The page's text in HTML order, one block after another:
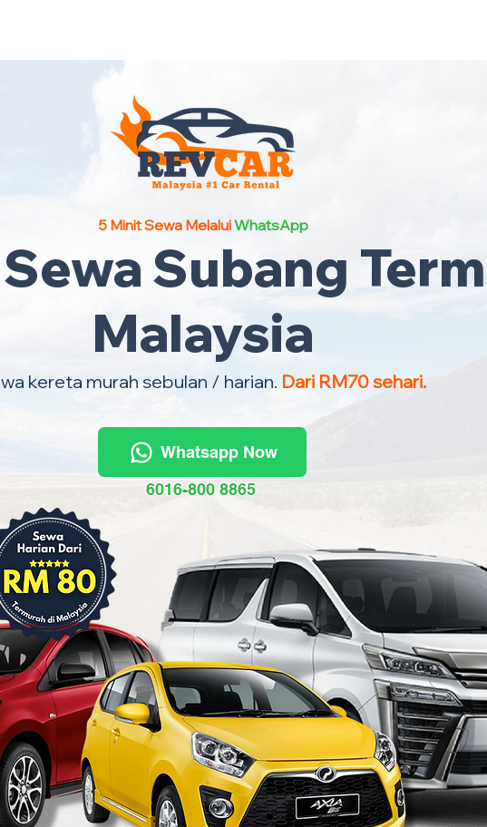
5 Minit Sewa MelaluiWhatsApp
Subang
Malaysia
kereta murah sebulan / harian. Dari RM70 sehari.
Whatsapp Now
6016-800 8865